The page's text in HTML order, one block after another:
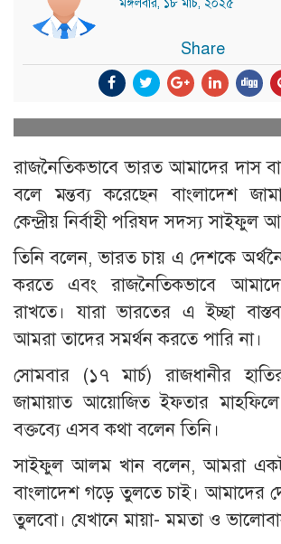
Share
রাজনৈতিকভাবে ভারত আমাদের দাস
বলে মন্তব্য করেছেন বাংলাদেশ
কেন্দ্রীয় নির্বাহী পরিষদ সদস্য সাইফুল
তিনি বলেন, ভারত চায় এ দেশকে
করতে এবং রাজনৈতিকভাবে
রাখতে। যারা ভারতের এ ইচ্ছা
আমরা তাদের সমর্থন করতে পারি না।
সোমবার (১৭ মার্চ) রাজধানীর
জামায়াত আয়োজিত ইফতার মাহফিলে
বক্তব্যে এসব কথা বলেন তিনি।
সাইফুল আলম খান বলেন, আমরা
বাংলাদেশ গড়ে তুলতে চাই। আমাদের
তুলবো। যেখানে মায়া- মমতা ও